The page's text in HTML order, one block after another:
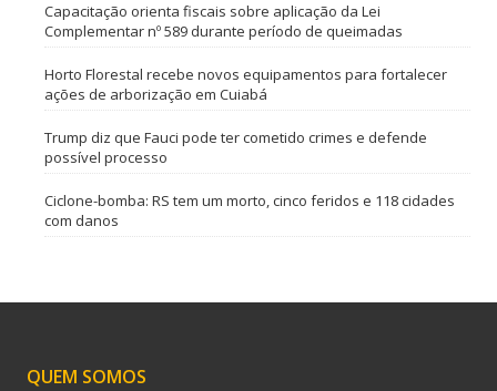
Capacitação orienta fiscais sobre aplicação da Lei
Complementar nº 589 durante período de queimadas
Horto Florestal recebe novos equipamentos para fortalecer
ações de arborização em Cuiabá
Trump diz que Fauci pode ter cometido crimes e defende
possível processo
Ciclone-bomba: RS tem um morto, cinco feridos e 118 cidades
com danos
QUEM SOMOS